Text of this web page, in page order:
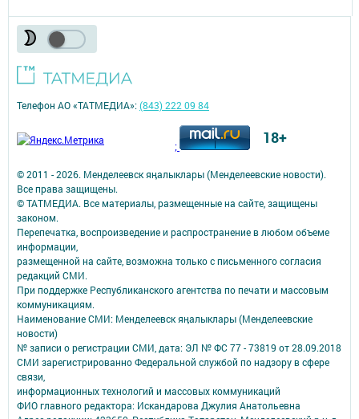
© 2011 - 2026. Менделеевск яӊалыклары (Менделеевские новости).
Все права защищены.
© ТАТМЕДИА. Все материалы, размещенные на сайте, защищены
законом.
Перепечатка, воспроизведение и распространение в любом объеме
информации,
размещенной на сайте, возможна только с письменного согласия
редакций СМИ.
При поддержке Республиканского агентства по печати и массовым
коммуникациям.
Наименование СМИ: Менделеевск яӊалыклары (Менделеевские
новости)
№ записи о регистрации СМИ, дата: ЭЛ № ФС 77 - 73819 от 28.09.2018
СМИ зарегистрированно Федеральной службой по надзору в сфере
связи,
информационных технологий и массовых коммуникаций
ФИО главного редактора: Искандарова Джулия Анатольевна
Телефон АО «ТАТМЕДИА»:(843) 222 09 84
; 18+